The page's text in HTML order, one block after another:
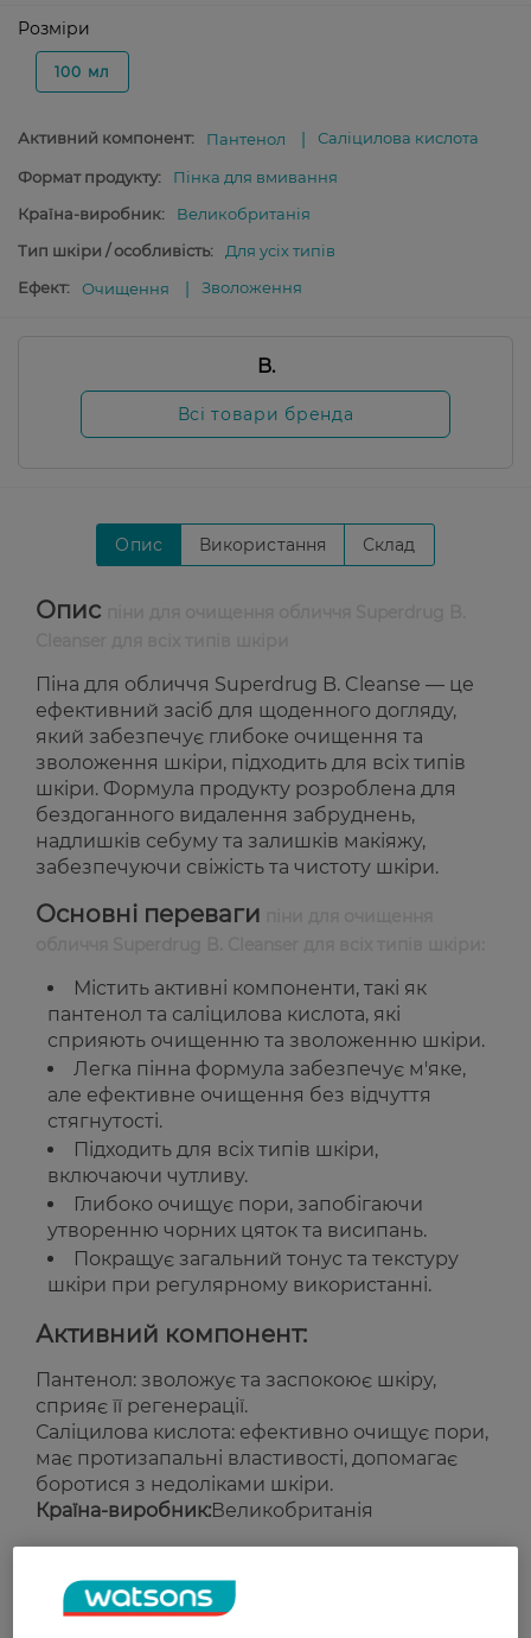
Розміри
100 мл
Активний компонент: Пантенол Саліцилова кислота
Формат продукту:
Пінка для вмивання
Країна-виробник:
Великобританія
Тип шкіри / особливість:
Для усіх типів
Ефект:
Очищення Зволоження
B.
Всі товари бренда
Опис Використання Склад
Опис
Піна для обличчя Superdrug B. Cleanse — це
ефективний засіб для щоденного догляду,
який забезпечує глибоке очищення та
зволоження шкіри, підходить для всіх типів
шкіри. Формула продукту розроблена для
бездоганного видалення забруднень,
надлишків себуму та залишків макіяжу,
забезпечуючи свіжість та чистоту шкіри.
Основні переваги
Містить активні компоненти, такі як
пантенол та саліцилова кислота, які
сприяють очищенню та зволоженню шкіри.
Легка пінна формула забезпечує м'яке,
але ефективне очищення без відчуття
стягнутості.
Підходить для всіх типів шкіри,
включаючи чутливу.
Глибоко очищує пори, запобігаючи
утворенню чорних цяток та висипань.
Покращує загальний тонус та текстуру
шкіри при регулярному використанні.
Активний компонент:
Пантенол: зволожує та заспокоює шкіру,
сприяє її регенерації.
Саліцилова кислота: ефективно очищує пори,
має протизапальні властивості, допомагає
боротися з недоліками шкіри.
Країна-виробник:Великобританія
Рейтинг та відгуки